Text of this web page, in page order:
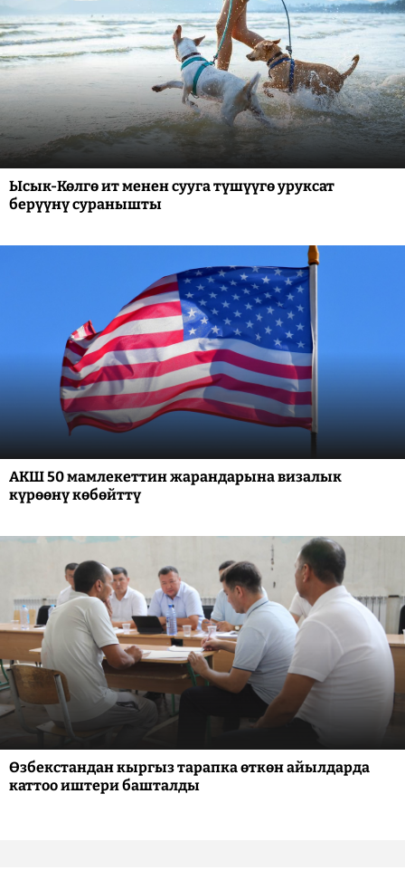
Ысык-Көлгө ит менен сууга түшүүгө уруксат
берүүнү суранышты
АКШ 50 мамлекеттин жарандарына визалык
күрөөнү көбөйттү
Өзбекстандан кыргыз тарапка өткөн айылдарда
каттоо иштери башталды